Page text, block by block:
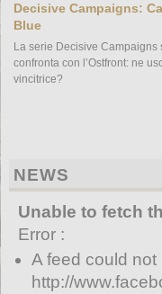
Decisive Campaigns:
Blue
La serie Decisive Campaigns
confronta con l’Ostfront: ne
vincitrice?
NEWS
Unable to fetch
Error :
A feed could not
http://